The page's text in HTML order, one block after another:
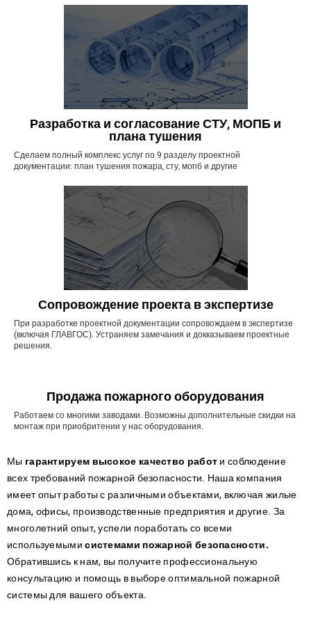
Разработка и согласование СТУ, МОПБ и
плана тушения
Сделаем полный комплекс услуг по 9 разделу проектной
документации: план тушения пожара, сту, мопб и другие
Сопровождение проекта в экспертизе
При разработке проектной документации сопровождаем в экспертизе
(включая ГЛАВГОС). Устраняем замечания и докказываем проектные
решения.
Продажа пожарного оборудования
Работаем со многими заводами. Возможны дополнительные скидки на
монтаж при приобритении у нас оборудования.
Мы гарантируем высокое качество работ и соблюдение
всех требований пожарной безопасности. Наша компания
имеет опыт работы с различными объектами, включая жилые
дома, офисы, производственные предприятия и другие. За
многолетний опыт, успели поработать со всеми
используемымисистемами пожарной безопасности.
Обратившись к нам, вы получите профессиональную
консультацию и помощь в выборе оптимальной пожарной
системы для вашего объекта.